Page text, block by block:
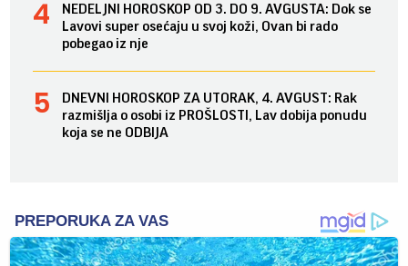
NEDELJNI HOROSKOP OD 3. DO 9. AVGUSTA: Dok se
Lavovi super osećaju u svoj koži, Ovan bi rado
pobegao iz nje
DNEVNI HOROSKOP ZA UTORAK, 4. AVGUST: Rak
razmišlja o osobi iz PROŠLOSTI, Lav dobija ponudu
koja se ne ODBIJA